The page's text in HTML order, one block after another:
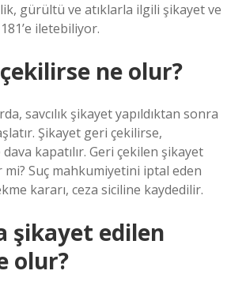
gürültü ve atıklarla ilgili şikayet ve
iletebiliyor.
ne olur?
savcılık şikayet yapıldıktan sonra
Şikayet geri çekilirse,
kapatılır. Geri çekilen şikayet
mi? Suç mahkumiyetini iptal eden
kararı, ceza siciline kaydedilir.
şikayet edilen
olur?